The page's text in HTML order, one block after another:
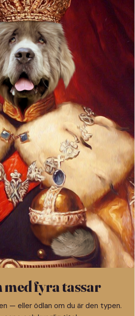
med fyra tassar
— eller ödlan om du är den typen.